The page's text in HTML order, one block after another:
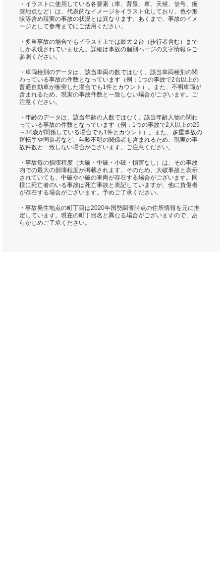
・イラストに使用している各要素（車、背景、車、天候、信号、衝
突地点など）は、代表的なイメージをイラスト化しており、色や形
状等含め現実の事故の状況とは異なります。あくまで、事故のイメ
ージとして参考までにご活用ください。
・多重事故の場合でもイラスト上では最大２台（歩行者含む）まで
しか表現されていません。詳細は事故の個別ページの文字情報をご
参照ください。
・車両種別のデータは、該当車両の数ではなく、該当車両種別の関
わっている事故の件数となっています（例：1つの事故で2台以上の
普通自動車が衝突した場合でも1件とカウント）。また、不明車両が
含まれるため、現実の事故件数と一致しない場合がございます。ご
注意ください。
・年齢のデータは、該当年齢の人数ではなく、該当年齢人物の関わ
っている事故の件数となっています（例：1つの事故で2人以上の25
～34歳が関係している場合でも1件とカウント）。また、多重事故の
運転手や同乗者など、年齢不明の関係者も含まれるため、現実の事
故件数と一致しない場合がございます。ご注意ください。
・事故毎の損壊程度（大破・中破・小破・損害なし）は、その事故
内での最大の損壊程度が掲載されます。そのため、大破事故と表示
されていても、中破や小破の車両が存在する場合がございます。同
様に死亡者のいる事故は死亡事故と表記していますが、他に負傷者
が存在する場合がございます。予めご了承ください。
・事故発生地点の町丁目は2020年国勢調査時点の住所情報を元に推
定しています。現在の町丁目名と異なる場合がございますので、あ
らかじめご了承ください。